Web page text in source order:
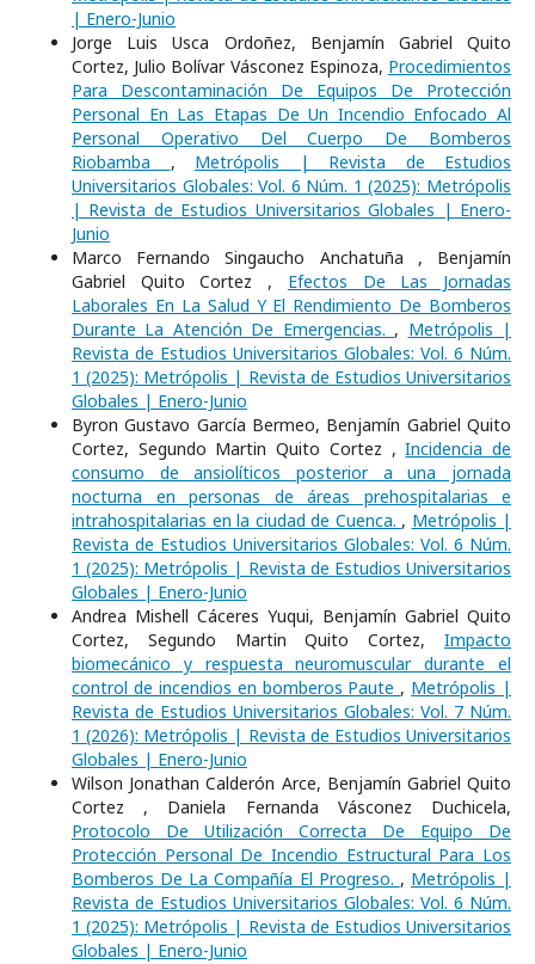
| Enero-Junio
Jorge Luis Usca Ordoñez, Benjamín Gabriel Quito
Cortez, Julio Bolívar Vásconez Espinoza, Procedimientos
Para Descontaminación De Equipos De Protección
Personal En Las Etapas De Un Incendio Enfocado Al
Personal Operativo Del Cuerpo De Bomberos
Riobamba , Metrópolis | Revista de Estudios
Universitarios Globales: Vol. 6 Núm. 1 (2025): Metrópolis
| Revista de Estudios Universitarios Globales | Enero-
Junio
Marco Fernando Singaucho Anchatuña , Benjamín
Gabriel Quito Cortez , Efectos De Las Jornadas
Laborales En La Salud Y El Rendimiento De Bomberos
Durante La Atención De Emergencias. , Metrópolis |
Revista de Estudios Universitarios Globales: Vol. 6 Núm.
1 (2025): Metrópolis | Revista de Estudios Universitarios
Globales | Enero-Junio
Byron Gustavo García Bermeo, Benjamín Gabriel Quito
Cortez, Segundo Martin Quito Cortez ,Incidencia de
consumo de ansiolíticos posterior a una jornada
nocturna en personas de áreas prehospitalarias e
intrahospitalarias en la ciudad de Cuenca. , Metrópolis |
Revista de Estudios Universitarios Globales: Vol. 6 Núm.
1 (2025): Metrópolis | Revista de Estudios Universitarios
Globales | Enero-Junio
Andrea Mishell Cáceres Yuqui, Benjamín Gabriel Quito
Cortez, Segundo Martin Quito Cortez, Impacto
biomecánico y respuesta neuromuscular durante el
control de incendios en bomberos Paute , Metrópolis |
Revista de Estudios Universitarios Globales: Vol. 7 Núm.
1 (2026): Metrópolis | Revista de Estudios Universitarios
Globales | Enero-Junio
Wilson Jonathan Calderón Arce, Benjamín Gabriel Quito
Cortez , Daniela Fernanda Vásconez Duchicela,
Protocolo De Utilización Correcta De Equipo De
Protección Personal De Incendio Estructural Para Los
Bomberos De La Compañía El Progreso. , Metrópolis |
Revista de Estudios Universitarios Globales: Vol. 6 Núm.
1 (2025): Metrópolis | Revista de Estudios Universitarios
Globales | Enero-Junio